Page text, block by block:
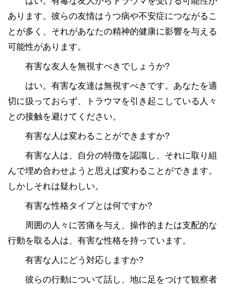
あります。彼らの友情はうつ病や不安症につながるこ
とが多く、それがあなたの精神的健康に影響を与える
可能性があります。
有害な友人を無視すべきでしょうか?
はい。有害な友達は無視すべきです。あなたを適
切に扱っておらず、トラウマを引き起こしている人々
との接触を避けてください。
有害な人は変わることができますか?
有害な人は、自分の特徴を認識し、それに取り組
んで埋め合わせようと思えば変わることができます。
しかしそれは疑わしい。
有害な性格タイプとは何ですか?
周囲の人々に苦痛を与え、操作的または支配的な
行動を取る人は、有害な性格を持っています。
有害な人にどう対応しますか?
彼らの行動について話し、地に足をつけて観察者